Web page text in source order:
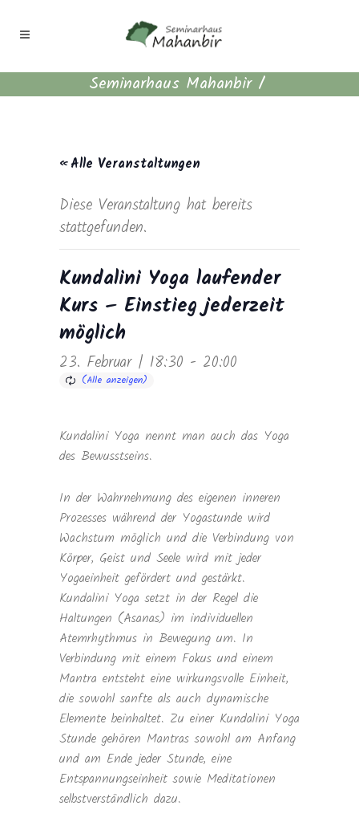
Seminarhaus Mahanbir/
« Alle Veranstaltungen
Diese Veranstaltung hat bereits
stattgefunden.
Kundalini Yoga laufender
Kurs – Einstieg jederzeit
möglich
23. Februar | 18:30 - 20:00
Kundalini Yoga nennt man auch das Yoga
des Bewusstseins.
In der Wahrnehmung des eigenen inneren
Prozesses während der Yogastunde wird
Wachstum möglich und die Verbindung von
Körper, Geist und Seele wird mit jeder
Yogaeinheit gefördert und gestärkt.
Kundalini Yoga setzt in der Regel die
Haltungen (Asanas) im individuellen
Atemrhythmus in Bewegung um. In
Verbindung mit einem Fokus und einem
Mantra entsteht eine wirkungsvolle Einheit,
die sowohl sanfte als auch dynamische
Elemente beinhaltet. Zu einer Kundalini Yoga
Stunde gehören Mantras sowohl am Anfang
und am Ende jeder Stunde, eine
Entspannungseinheit sowie Meditationen
selbstverständlich dazu.